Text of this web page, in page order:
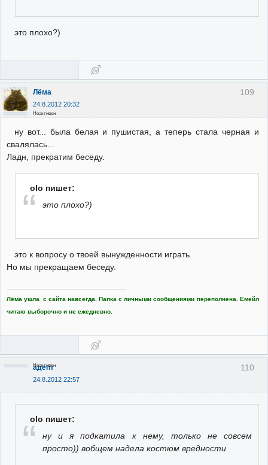
это плохо?)
109
Лёма
24.8.2012 20:32
Неактивен
ну вот... была белая и пушистая, а теперь стала черная и
свалялась...
Ладн, прекратим беседу.
olo пишет:
это плохо?)
это к вопросу о твоей вынужденности играть.
Но мы прекращаем беседу.
Лёма ушла с сайта навсегда. Папка с личными сообщениями переполнена. Емейл
читаю выборочно и не ежедневно.
110
адепт
24.8.2012 22:57
Неактивен
olo пишет:
ну и я подкатила к нему, только не совсем
просто)) вобщем надела костюм вредности